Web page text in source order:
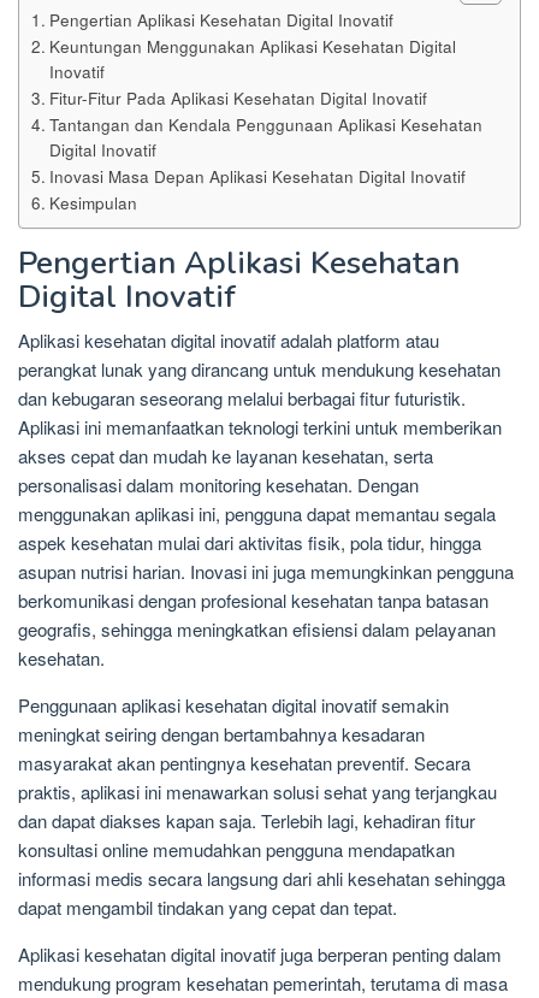
Pengertian Aplikasi Kesehatan Digital Inovatif
Keuntungan Menggunakan Aplikasi Kesehatan Digital
Inovatif
Fitur-Fitur Pada Aplikasi Kesehatan Digital Inovatif
Tantangan dan Kendala Penggunaan Aplikasi Kesehatan
Digital Inovatif
Inovasi Masa Depan Aplikasi Kesehatan Digital Inovatif
Kesimpulan
Pengertian Aplikasi Kesehatan
Digital Inovatif
Aplikasi kesehatan digital inovatif adalah platform atau
perangkat lunak yang dirancang untuk mendukung kesehatan
dan kebugaran seseorang melalui berbagai fitur futuristik.
Aplikasi ini memanfaatkan teknologi terkini untuk memberikan
akses cepat dan mudah ke layanan kesehatan, serta
personalisasi dalam monitoring kesehatan. Dengan
menggunakan aplikasi ini, pengguna dapat memantau segala
aspek kesehatan mulai dari aktivitas fisik, pola tidur, hingga
asupan nutrisi harian. Inovasi ini juga memungkinkan pengguna
berkomunikasi dengan profesional kesehatan tanpa batasan
geografis, sehingga meningkatkan efisiensi dalam pelayanan
kesehatan.
Penggunaan aplikasi kesehatan digital inovatif semakin
meningkat seiring dengan bertambahnya kesadaran
masyarakat akan pentingnya kesehatan preventif. Secara
praktis, aplikasi ini menawarkan solusi sehat yang terjangkau
dan dapat diakses kapan saja. Terlebih lagi, kehadiran fitur
konsultasi online memudahkan pengguna mendapatkan
informasi medis secara langsung dari ahli kesehatan sehingga
dapat mengambil tindakan yang cepat dan tepat.
Aplikasi kesehatan digital inovatif juga berperan penting dalam
mendukung program kesehatan pemerintah, terutama di masa